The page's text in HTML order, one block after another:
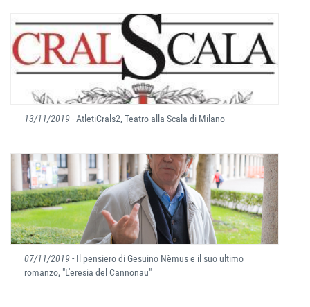
13/11/2019- AtletiCrals2, Teatro alla Scala di Milano
07/11/2019- Il pensiero di Gesuino Nèmus e il suo ultimo
romanzo, "L'eresia del Cannonau"